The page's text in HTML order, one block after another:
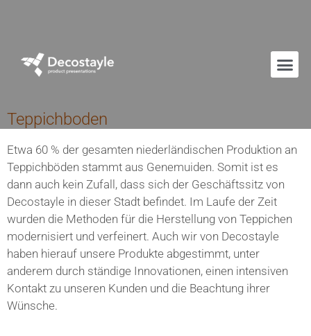
Teppichboden
Etwa 60 % der gesamten niederländischen Produktion an
Teppichböden stammt aus Genemuiden. Somit ist es
dann auch kein Zufall, dass sich der Geschäftssitz von
Decostayle in dieser Stadt befindet. Im Laufe der Zeit
wurden die Methoden für die Herstellung von Teppichen
modernisiert und verfeinert. Auch wir von De­costayle
haben hierauf unsere Produkte abgestimmt, unter
anderem durch ständige Innovationen, einen inten­siven
Kontakt zu unseren Kunden und die Beachtung ihrer
Wünsche.